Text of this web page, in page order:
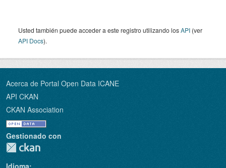
Usted también puede acceder a este registro utilizando losAPI (ver
API Docs).
Acerca de Portal Open Data ICANE
API CKAN
CKAN Association
Gestionado con
Idioma